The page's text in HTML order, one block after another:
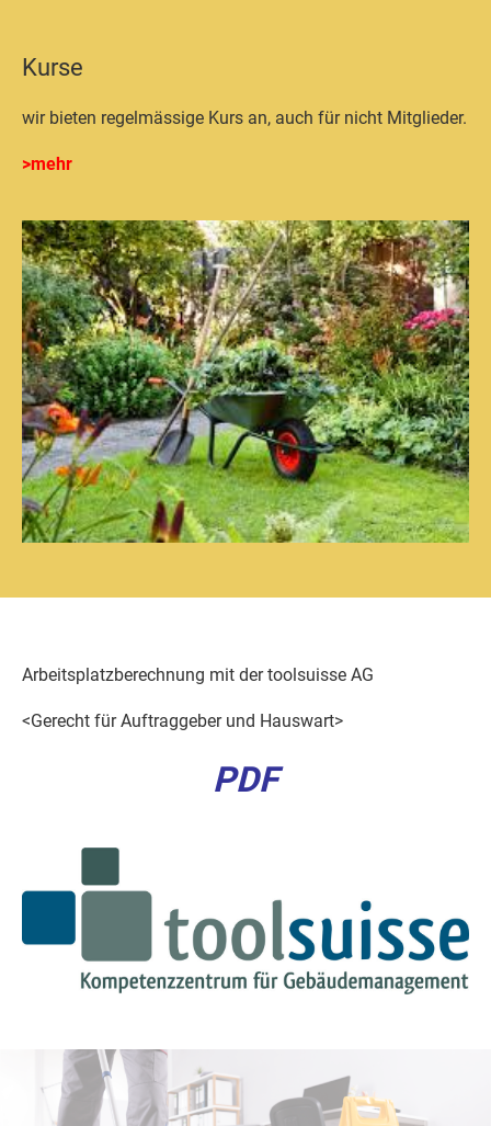
Kurse
wir bieten regelmässige Kurs an, auch für nicht Mitglieder.
>mehr
Arbeitsplatzberechnung mit der toolsuisse AG
<Gerecht für Auftraggeber und Hauswart>
PDF